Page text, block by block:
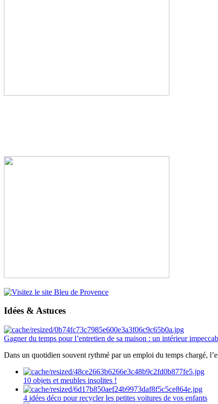
Idées & Astuces
Gagner du temps pour l’entretien de sa maison : un intérieur
Dans un quotidien souvent rythmé par un emploi du temps chargé,
10 objets et meubles insolites !
4 idées déco pour recycler les petites voitures de vos enfants